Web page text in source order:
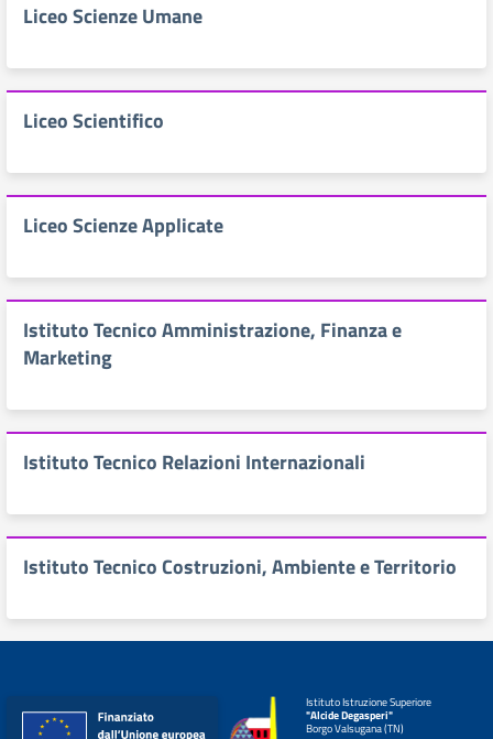
Liceo Scienze Umane
Liceo Scientifico
Liceo Scienze Applicate
Istituto Tecnico Amministrazione, Finanza e
Marketing
Istituto Tecnico Relazioni Internazionali
Istituto Tecnico Costruzioni, Ambiente e Territorio
Istituto Istruzione Superiore
"Alcide Degasperi"
Borgo Valsugana (TN)